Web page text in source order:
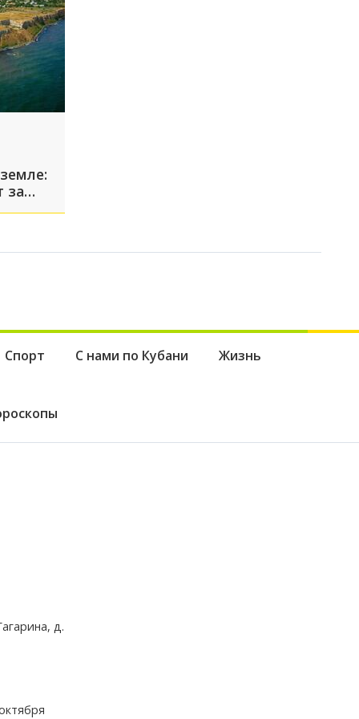
за
Спорт С нами по Кубани Жизнь
д.